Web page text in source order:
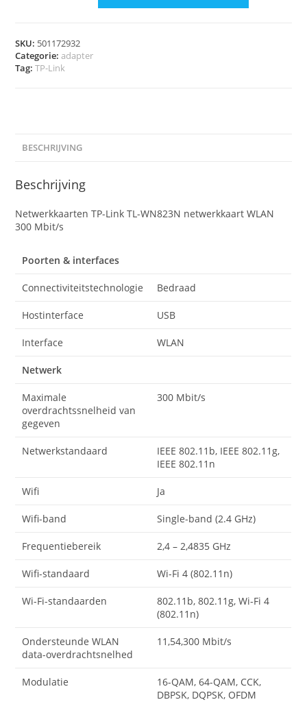
SKU: 501172932
Categorie:adapter
Tag:TP-Link
BESCHRIJVING
Beschrijving
Netwerkkaarten TP-Link TL-WN823N netwerkkaart WLAN
300 Mbit/s
Poorten & interfaces
Connectiviteitstechnologie Bedraad
Hostinterface USB
Interface WLAN
Netwerk
Maximale
overdrachtssnelheid van
gegeven
300 Mbit/s
Netwerkstandaard
IEEE 802.11b, IEEE 802.11g,
IEEE 802.11n
Wifi Ja
Wifi-band Single-band (2.4 GHz)
Frequentiebereik 2,4 – 2,4835 GHz
Wifi-standaard Wi-Fi 4 (802.11n)
Wi-Fi-standaarden
802.11b, 802.11g, Wi-Fi 4
(802.11n)
Ondersteunde WLAN
data-overdrachtsnelhed
11,54,300 Mbit/s
Modulatie
16-QAM, 64-QAM, CCK,
DBPSK, DQPSK, OFDM